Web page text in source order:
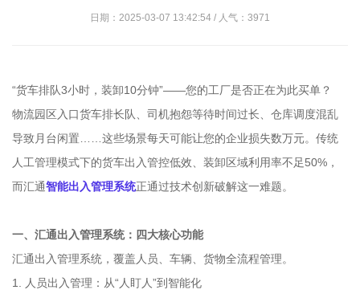
日期：2025-03-07 13:42:54 / 人气：3971
“货车排队3小时，装卸10分钟”——您的工厂是否正在为此买单？
物流园区入口货车排长队、司机抱怨等待时间过长、仓库调度混乱
导致月台闲置……这些场景每天可能让您的企业损失数万元。传统
人工管理模式下的货车出入管控低效、装卸区域利用率不足50%，
而汇通智能出入管理系统正通过技术创新破解这一难题。
一、汇通出入管理系统：四大核心功能
汇通出入管理系统，覆盖人员、车辆、货物全流程管理。
1. 人员出入管理：从“人盯人”到智能化